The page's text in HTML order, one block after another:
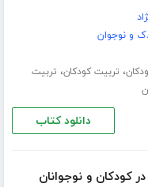
و نوجوان
، تربیت کودکان، تربیت
دانلود کتاب
کودکان و نوجوانان